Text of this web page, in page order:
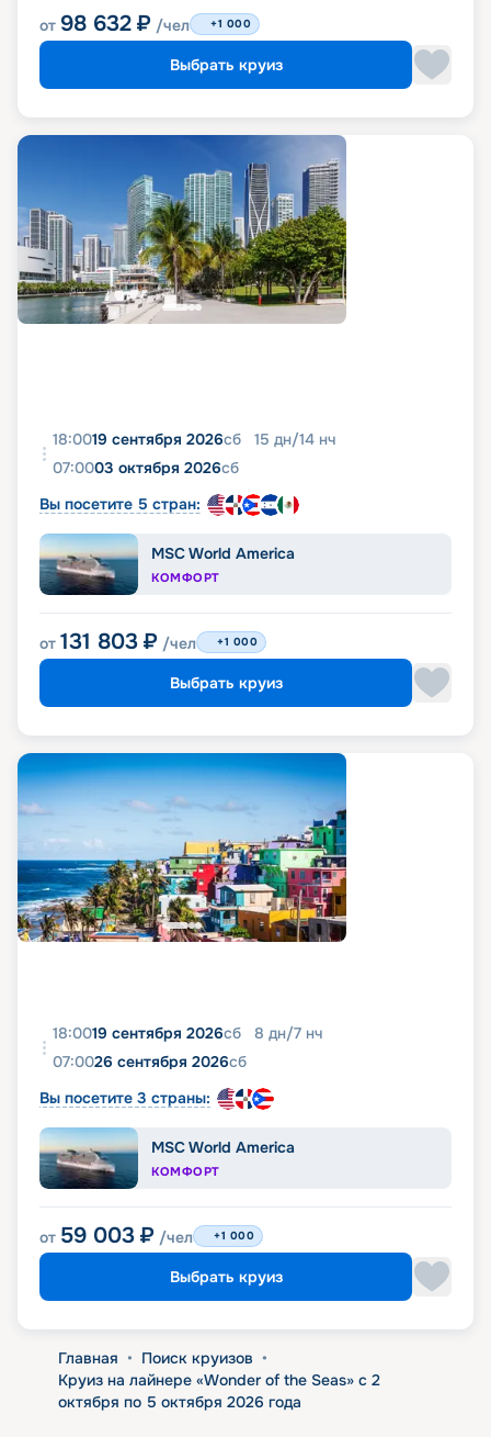
от 98 632 ₽ /чел +1 000
Выбрать круиз
18:0019 сентября 2026сб 15 дн/14 нч
07:0003 октября 2026сб
Вы посетите 5 стран:
MSC World America
КОМФОРТ
от 131 803 ₽ /чел +1 000
Выбрать круиз
18:0019 сентября 2026сб 8 дн/7 нч
07:0026 сентября 2026сб
Вы посетите 3 страны:
MSC World America
КОМФОРТ
от 59 003 ₽ /чел +1 000
Выбрать круиз
Главная • Поиск круизов •
Круиз на лайнере «Wonder of the Seas» с 2
октября по 5 октября 2026 года